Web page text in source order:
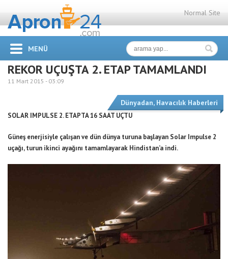
Normal Site
MENÜ
REKOR UÇUŞTA 2. ETAP TAMAMLANDI
11 Mart 2015 - 03:09
Dünyadan, Havacılık Haberleri
SOLAR IMPULSE 2. ETAPTA 16 SAAT UÇTU
Güneş enerjisiyle çalışan ve dün dünya turuna başlayan Solar Impulse 2
uçağı, turun ikinci ayağını tamamlayarak Hindistan’a indi.